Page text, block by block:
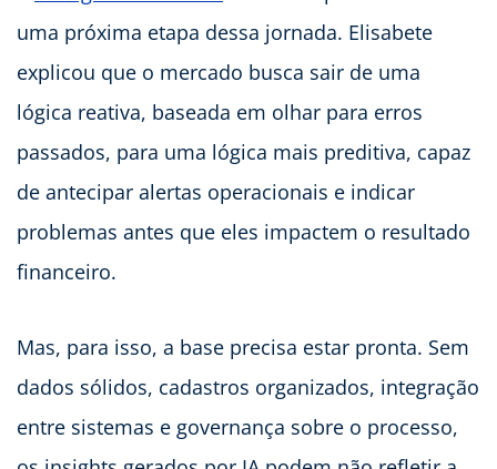
uma próxima etapa dessa jornada. Elisabete
explicou que o mercado busca sair de uma
lógica reativa, baseada em olhar para erros
passados, para uma lógica mais preditiva, capaz
de antecipar alertas operacionais e indicar
problemas antes que eles impactem o resultado
financeiro.
Mas, para isso, a base precisa estar pronta. Sem
dados sólidos, cadastros organizados, integração
entre sistemas e governança sobre o processo,